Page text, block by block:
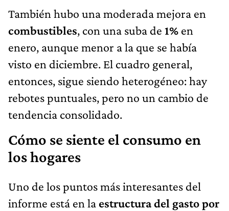
También hubo una moderada mejora en
combustibles, con una suba de 1% en
enero, aunque menor a la que se había
visto en diciembre. El cuadro general,
entonces, sigue siendo heterogéneo: hay
rebotes puntuales, pero no un cambio de
tendencia consolidado.
Cómo se siente el consumo en
los hogares
Uno de los puntos más interesantes del
informe está en la estructura del gasto por